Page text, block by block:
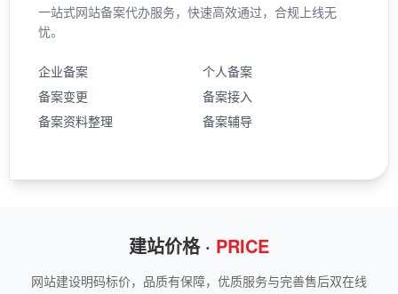
一站式网站备案代办服务，快速高效通过，合规上线无
忧。
企业备案
个人备案
备案变更
备案接入
备案资料整理
备案辅导
建站价格 · PRICE
网站建设明码标价，品质有保障，优质服务与完善售后双在线